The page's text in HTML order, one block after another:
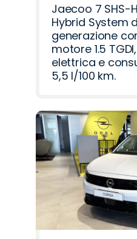
Jaecoo 7 SHS-
Hybrid System
generazione
motore 1.5
elettrica e
5,5 l/100 km.